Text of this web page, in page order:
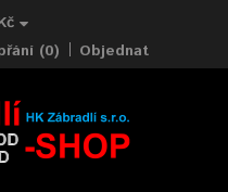
(0) Objednat